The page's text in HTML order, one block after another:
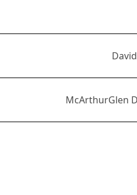
McArthurGlen